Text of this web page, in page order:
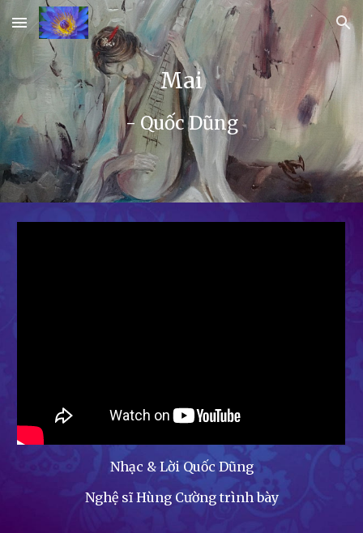
Skip to main content Skip to navigation
Mai
- Quốc Dũng
Nhạc & Lời Quốc Dũng
Nghệ sĩ Hùng Cường trình bày